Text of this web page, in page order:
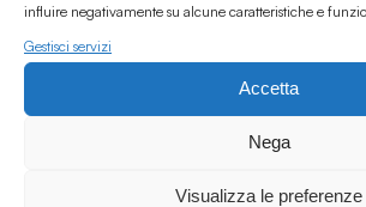
influire negativamente su alcune caratteristiche e
Gestisci servizi
Accetta
Nega
Visualizza le preferenze
Via degli Orti 63, Bologna 40137
IVA: IT03691751204
CF: 03691751204